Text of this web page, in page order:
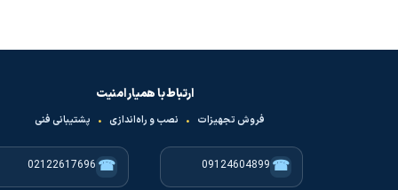
ارتباط با همیار امنیت
فروش تجهیزات • نصب و راه‌اندازی • پشتیبانی فنی
☎
09124604899
☎
02122617696